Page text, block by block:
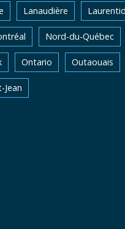
Lanaudière
Nord-du-Québec
Ontario Outaouais
Jean